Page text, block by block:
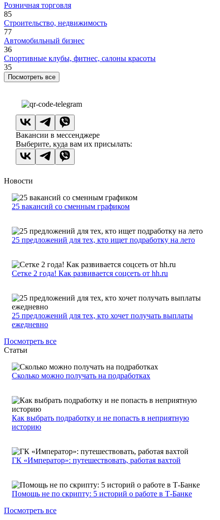
Розничная торговля
85
Строительство, недвижимость
77
Автомобильный бизнес
36
Спортивные клубы, фитнес, салоны красоты
35
Посмотреть все
Вакансии в мессенджере
Выберите, куда вам их присылать:
Новости
25 вакансий со сменным графиком
25 предложений для тех, кто ищет подработку на лето
Сетке 2 года! Как развивается соцсеть от hh.ru
25 предложений для тех, кто хочет получать выплаты
ежедневно
Посмотреть все
Статьи
Сколько можно получать на подработках
Как выбрать подработку и не попасть в неприятную
историю
ГК «Император»: путешествовать, работая вахтой
Помощь не по скрипту: 5 историй о работе в Т-Банке
Посмотреть все